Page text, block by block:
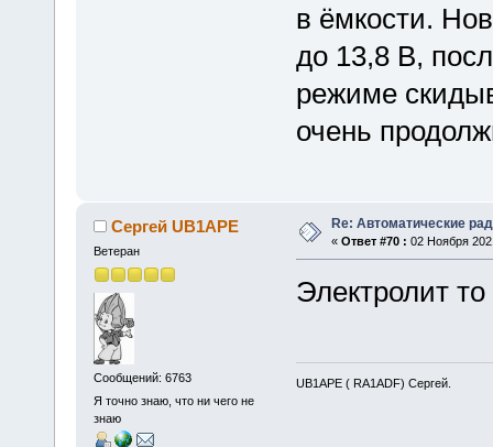
в ёмкости.
до 13,8 В,
режиме
очень
Сергей UB1APE
Ветеран
Сообщений: 6763
Я точно знаю, что ни чего не
знаю
Re: Автоматические
« Ответ #70 : 02 Ноября
Электролит
UB1APE ( RA1ADF) Сергей.